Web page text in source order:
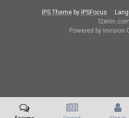
IPS Themeby IPSFocus
l2eirin.com
Powered by Invision